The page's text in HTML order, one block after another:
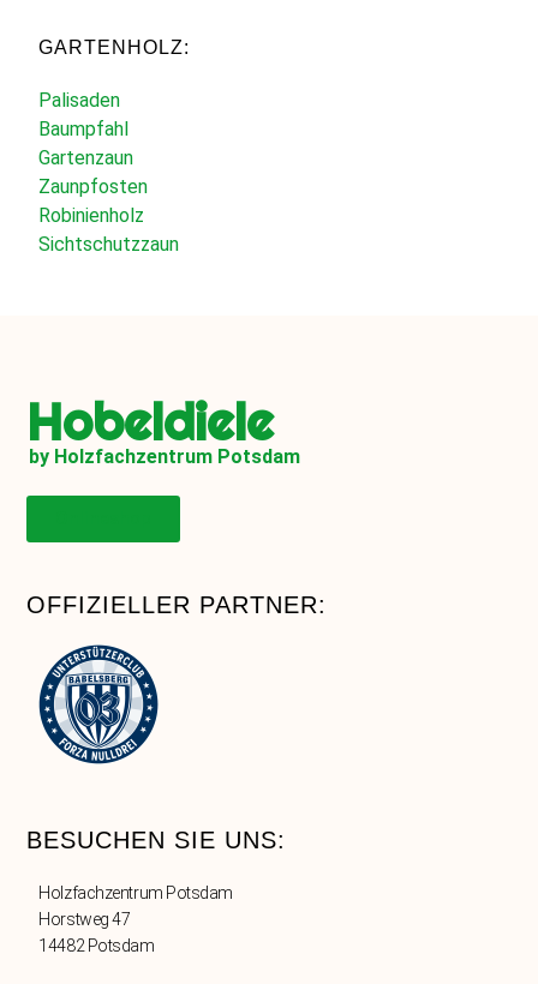
GARTENHOLZ:
Palisaden
Baumpfahl
Gartenzaun
Zaunpfosten
Robinienholz
Sichtschutzzaun
Hobeldiele
by Holzfachzentrum Potsdam
OFFIZIELLER PARTNER:
BESUCHEN SIE UNS:
Holzfachzentrum Potsdam
Horstweg 47
14482 Potsdam